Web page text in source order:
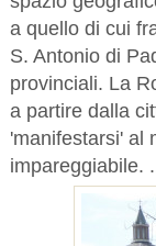
a quello di cui
S. Antonio di
provinciali. La
a partire dalla
'manifestarsi' al
impareggiabile.